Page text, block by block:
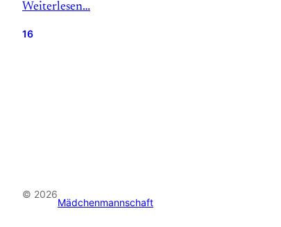
Weiterlesen…
16
© 2026
Mädchenmannschaft